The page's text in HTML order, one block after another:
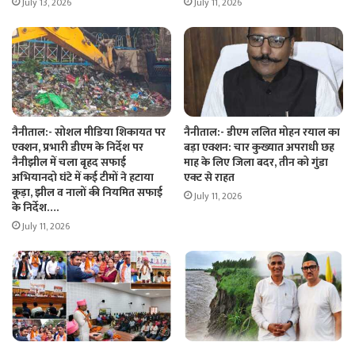
नैनीताल:- सोशल मीडिया शिकायत पर
एक्शन, प्रभारी डीएम के निर्देश पर
नैनीझील में चला बृहद सफाई
अभियानदो घंटे में कई टीमों ने हटाया
कूड़ा, झील व नालों की नियमित सफाई
के निर्देश….
July 11, 2026
नैनीताल:- डीएम ललित मोहन रयाल का
बड़ा एक्शन: चार कुख्यात अपराधी छह
माह के लिए जिला बदर, तीन को गुंडा
एक्ट से राहत
July 11, 2026